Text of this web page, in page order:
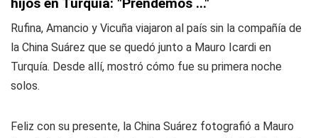
Rufina, Amancio y Vicuña viajaron al país sin la compañía de
la China Suárez que se quedó junto a Mauro Icardi en
Turquía. Desde allí, mostró cómo fue su primera noche
solos.
Feliz con su presente, la China Suárez fotografió a Mauro